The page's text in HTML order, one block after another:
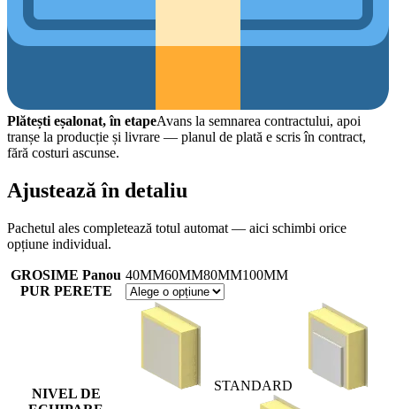
Plătești eșalonat, în etapeAvans la semnarea contractului, apoi
tranșe la producție și livrare — planul de plată e scris în contract,
fără costuri ascunse.
Ajustează în detaliu
Pachetul ales completează totul automat — aici schimbi orice
opțiune individual.
GROSIME Panou
PUR PERETE
40MM60MM80MM100MM
NIVEL DE
STANDARD